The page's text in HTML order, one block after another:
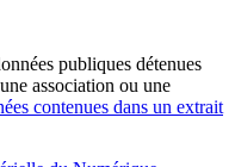
publiques détenues
association ou une
contenues dans un extrait